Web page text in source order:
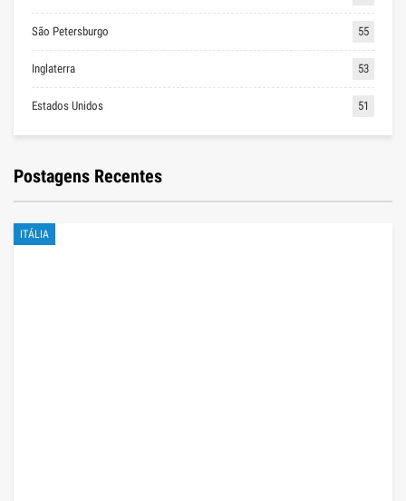
São Petersburgo 55
Inglaterra 53
Estados Unidos 51
Postagens Recentes
ITÁLIA